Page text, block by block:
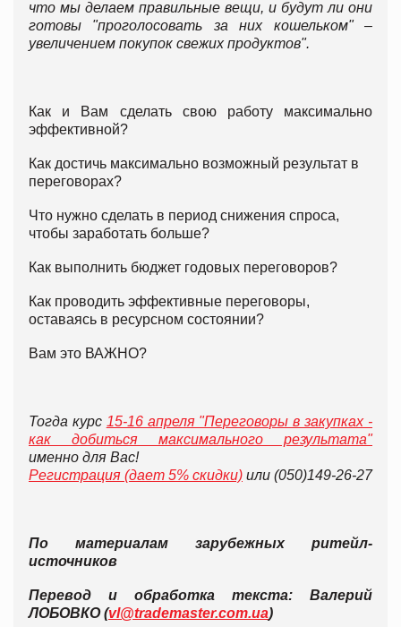
что мы делаем правильные вещи, и будут ли они
готовы "проголосовать за них кошельком" –
увеличением покупок свежих продуктов".
Как и Вам сделать свою работу максимально
эффективной?
Как достичь максимально возможный результат в
переговорах?
Что нужно сделать в период снижения спроса,
чтобы заработать больше?
Как выполнить бюджет годовых переговоров?
Как проводить эффективные переговоры,
оставаясь в ресурсном состоянии?
Вам это ВАЖНО?
Тогда курс 15-16 апреля "Переговоры в закупках -
как добиться максимального результата"
именно для Вас!
Регистрация (дает 5% скидки) или (050)149-26-27
По материалам зарубежных ритейл-
источников
Перевод и обработка текста: Валерий
ЛОБОВКО (vl@trademaster.com.ua)